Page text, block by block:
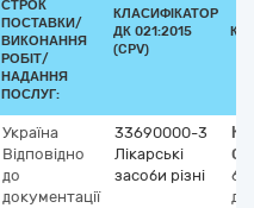
СТРОК
ПОСТАВКИ/
ВИКОНАННЯ
РОБІТ/
НАДАННЯ
ПОСЛУГ:
КЛАСИФІКАТОР
ДК 021:2015
(CPV)
Україна
Відповідно
до
документації
33690000-3
Лікарські
засоби різні